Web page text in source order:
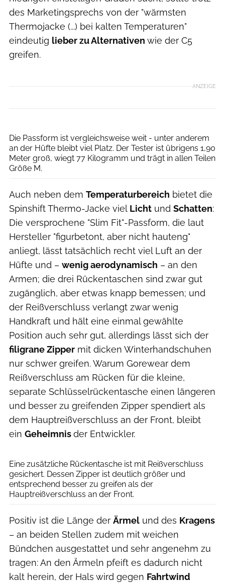
des Marketingsprechs von der "wärmsten
Thermojacke (...) bei kalten Temperaturen"
eindeutig lieber zu Alternativen wie der C5
greifen.
ANZEIGE
Die Passform ist vergleichsweise weit - unter anderem
an der Hüfte bleibt viel Platz. Der Tester ist übrigens 1,90
Meter groß, wiegt 77 Kilogramm und trägt in allen Teilen
Größe M.
Auch neben dem Temperaturbereich bietet die
Spinshift Thermo-Jacke viel Licht und Schatten:
Die versprochene "Slim Fit"-Passform, die laut
Hersteller "figurbetont, aber nicht hauteng"
anliegt, lässt tatsächlich recht viel Luft an der
Hüfte und – wenig aerodynamisch – an den
Armen; die drei Rückentaschen sind zwar gut
zugänglich, aber etwas knapp bemessen; und
der Reißverschluss verlangt zwar wenig
Handkraft und hält eine einmal gewählte
Position auch sehr gut, allerdings lässt sich der
filigrane Zipper mit dicken Winterhandschuhen
nur schwer greifen. Warum Gorewear dem
Reißverschluss am Rücken für die kleine,
separate Schlüsselrückentasche einen längeren
und besser zu greifenden Zipper spendiert als
dem Hauptreißverschluss an der Front, bleibt
ein Geheimnisder Entwickler.
Eine zusätzliche Rückentasche ist mit Reißverschluss
gesichert. Dessen Zipper ist deutlich größer und
entsprechend besser zu greifen als der
Hauptreißverschluss an der Front.
Positiv ist die Länge der Ärmel und des Kragens
– an beiden Stellen zudem mit weichen
Bündchen ausgestattet und sehr angenehm zu
tragen: An den Ärmeln pfeift es dadurch nicht
kalt herein, der Hals wird gegen Fahrtwind